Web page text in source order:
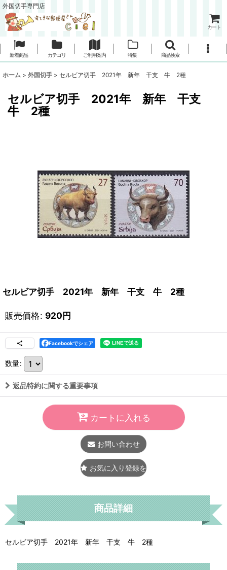
外国切手専門店
カート
新着商品 カテゴリ ご利用案内 特集 商品検索
ホーム > 外国切手 > セルビア切手 2021年 新年 干支 牛 2種
セルビア切手 2021年 新年 干支
牛 2種
セルビア切手 2021年 新年 干支 牛 2種
販売価格: 920円
Facebookでシェア
数量:
返品特約に関する重要事項
カートに入れる
お問い合わせ
お気に入り登録をする
商品詳細
セルビア切手 2021年 新年 干支 牛 2種